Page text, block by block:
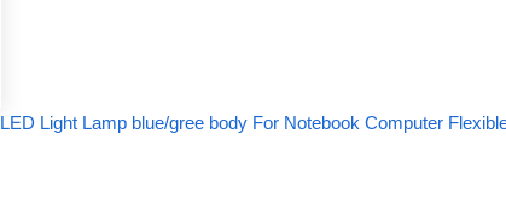
Light Lamp blue/gree body For Notebook Computer